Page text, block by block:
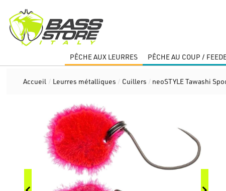
PÊCHE AUX LEURRES PÊCHE AU COUP /
Accueil / Leurres métalliques / Cuillers / neoSTYLE Tawashi